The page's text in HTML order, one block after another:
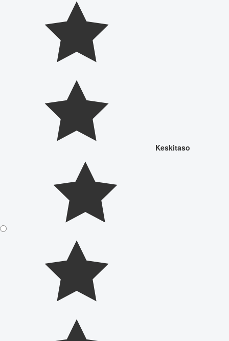
Keskitaso